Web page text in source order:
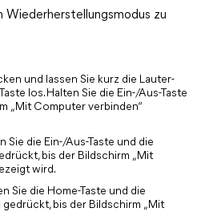
Wiederherstellungsmodus zu
und lassen Sie kurz die Lauter-
los. Halten Sie die Ein-/Aus-Taste
„Mit Computer verbinden“
Sie die Ein-/Aus-Taste und die
bis der Bildschirm „Mit
wird.
Sie die Home-Taste und die
bis der Bildschirm „Mit